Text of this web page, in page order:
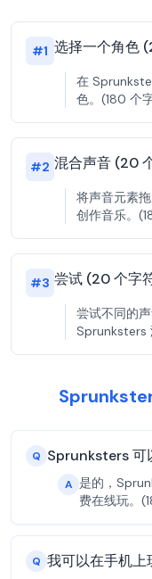
#1 选择一个角色
在
色。(180 个
#2 混合声音 (20
将声音元素
创作音乐。
#3 尝试 (20 个字
尝试不同的
Sprunksters
Q Sprunksters 可
A 是的，
费在线玩。
Q 我可以在手机